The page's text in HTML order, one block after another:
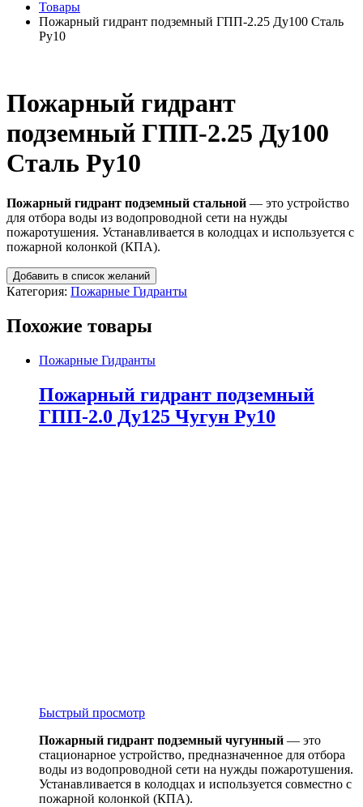
Товары
Пожарный гидрант подземный ГПП-2.25 Ду100 Сталь
Ру10
Пожарный гидрант
подземный ГПП-2.25 Ду100
Сталь Ру10
Пожарный гидрант подземный стальной — это устройство
для отбора воды из водопроводной сети на нужды
пожаротушения. Устанавливается в колодцах и используется с
пожарной колонкой (КПА).
Добавить в список желаний
Категория: Пожарные Гидранты
Похожие товары
Пожарные Гидранты
Пожарный гидрант подземный
ГПП-2.0 Ду125 Чугун Ру10
Быстрый просмотр
Пожарный гидрант подземный чугунный — это
стационарное устройство, предназначенное для отбора
воды из водопроводной сети на нужды пожаротушения.
Устанавливается в колодцах и используется совместно с
пожарной колонкой (КПА).